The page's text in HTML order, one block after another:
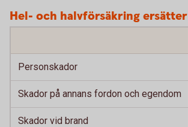
Hel- och halvförsäkring ersätter
Personskador
Skador på annans fordon och egendom
Skador vid brand